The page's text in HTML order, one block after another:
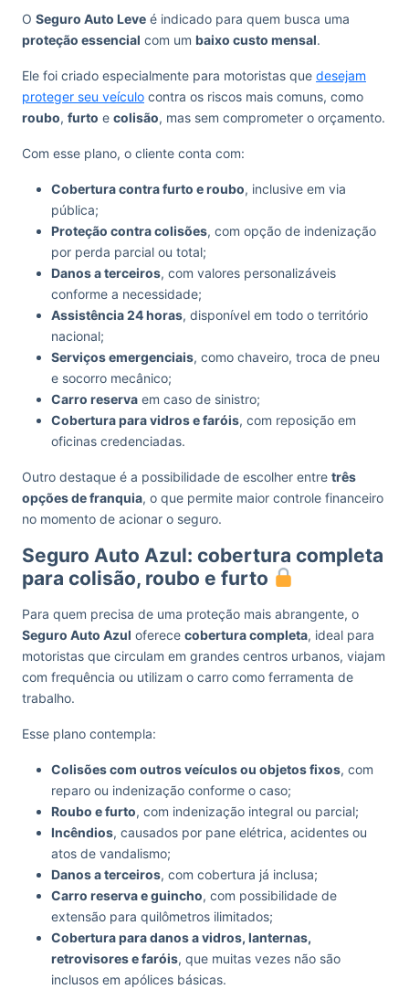
O Seguro Auto Leve é indicado para quem busca uma
proteção essencial com um baixo custo mensal.
Ele foi criado especialmente para motoristas que desejam
proteger seu veículo contra os riscos mais comuns, como
roubo, furto e colisão, mas sem comprometer o orçamento.
Com esse plano, o cliente conta com:
Cobertura contra furto e roubo, inclusive em via
pública;
Proteção contra colisões, com opção de indenização
por perda parcial ou total;
Danos a terceiros, com valores personalizáveis
conforme a necessidade;
Assistência 24 horas, disponível em todo o território
nacional;
Serviços emergenciais, como chaveiro, troca de pneu
e socorro mecânico;
Carro reserva em caso de sinistro;
Cobertura para vidros e faróis, com reposição em
oficinas credenciadas.
Outro destaque é a possibilidade de escolher entre três
opções de franquia, o que permite maior controle financeiro
no momento de acionar o seguro.
Seguro Auto Azul: cobertura completa
para colisão, roubo e furto
Para quem precisa de uma proteção mais abrangente, o
Seguro Auto Azul oferece cobertura completa, ideal para
motoristas que circulam em grandes centros urbanos, viajam
com frequência ou utilizam o carro como ferramenta de
trabalho.
Esse plano contempla:
Colisões com outros veículos ou objetos fixos, com
reparo ou indenização conforme o caso;
Roubo e furto, com indenização integral ou parcial;
Incêndios, causados por pane elétrica, acidentes ou
atos de vandalismo;
Danos a terceiros, com cobertura já inclusa;
Carro reserva e guincho, com possibilidade de
extensão para quilômetros ilimitados;
Cobertura para danos a vidros, lanternas,
retrovisores e faróis, que muitas vezes não são
inclusos em apólices básicas.